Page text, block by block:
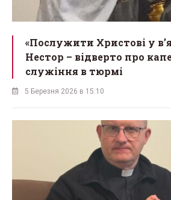
«Послужити Христові у
Нестор – відверто про
служіння в тюрмі
5 Березня 2026 в 15:10